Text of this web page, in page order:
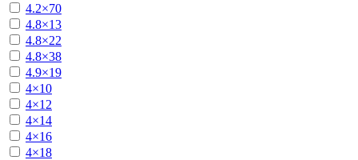
4.2×70
4.8×13
4.8×22
4.8×38
4.9×19
4×10
4×12
4×14
4×16
4×18